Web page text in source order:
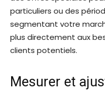
particuliers ou des
segmentant votre
plus directement aux
clients potentiels.
Mesurer et